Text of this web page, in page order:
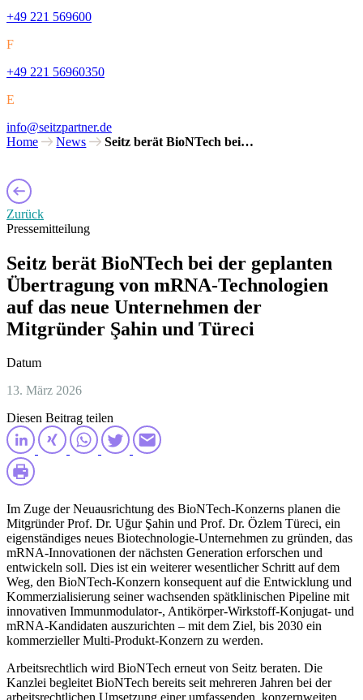
+49 221 569600
F
+49 221 56960350
E
info@seitzpartner.de
Home
News Seitz berät BioNTech bei…
Zurück
Pressemitteilung
Seitz berät BioNTech bei der geplanten
Übertragung von mRNA-Technologien
auf das neue Unternehmen der
Mitgründer Şahin und Türeci
Datum
13. März 2026
Diesen Beitrag teilen
Im Zuge der Neuausrichtung des BioNTech-Konzerns planen die
Mitgründer Prof. Dr. Uğur Şahin und Prof. Dr. Özlem Türeci, ein
eigenständiges neues Biotechnologie-Unternehmen zu gründen, das
mRNA-Innovationen der nächsten Generation erforschen und
entwickeln soll. Dies ist ein weiterer wesentlicher Schritt auf dem
Weg, den BioNTech-Konzern konsequent auf die Entwicklung und
Kommerzialisierung seiner wachsenden spätklinischen Pipeline mit
innovativen Immunmodulator-, Antikörper-Wirkstoff-Konjugat- und
mRNA-Kandidaten auszurichten – mit dem Ziel, bis 2030 ein
kommerzieller Multi-Produkt-Konzern zu werden.
Arbeitsrechtlich wird BioNTech erneut von Seitz beraten. Die
Kanzlei begleitet BioNTech bereits seit mehreren Jahren bei der